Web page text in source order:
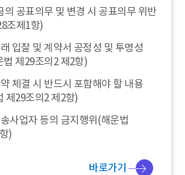
의 공표의무 및 변경 시 공표의무 위반
조제1항)
입찰 및 계약서 공정성 및 투명성
법 제29조의2 제2항)
체결 시 반드시 포함해야 할 내용
제29조의2 제2항)
사업자 등의 금지행위(해운법
)
바로가기